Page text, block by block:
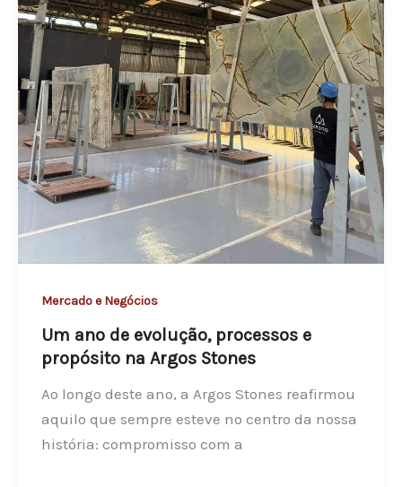
q
u
e
:
a
n
o
v
a
s
d
a
A
r
g
Mercado e Negócios
Um ano de evolução, processos e
propósito na Argos Stones
Ao longo deste ano, a Argos Stones reafirmou
aquilo que sempre esteve no centro da nossa
história: compromisso com a